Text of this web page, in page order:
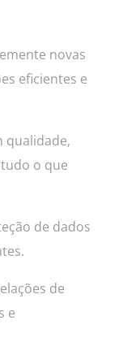
novas
eficientes e
qualidade,
o que
de dados
de
e